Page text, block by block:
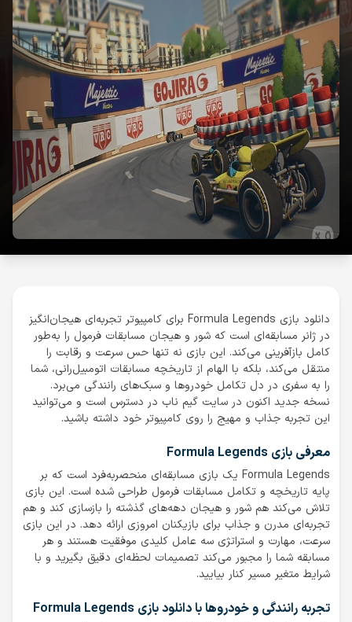
دانلود بازی Formula Legends برای کامپیوتر تجربه‌ای هیجان‌انگیز
در ژانر مسابقه‌ای است که شور و هیجان مسابقات فرمول را به‌طور
کامل بازآفرینی می‌کند. این بازی نه تنها حس سرعت و رقابت را
منتقل می‌کند، بلکه با الهام از تاریخچه مسابقات اتومبیل‌رانی، شما
را به سفری در دل تکامل خودروها و سبک‌های رانندگی می‌برد.
نسخه جدید اکنون در سایت گیم ناب در دسترس است و می‌توانید
این تجربه جذاب و مهیج را روی کامپیوتر خود داشته باشید.
معرفی بازی Formula Legends
Formula Legends یک بازی مسابقه‌ای منحصربه‌فرد است که بر
پایه تاریخچه و تکامل مسابقات فرمول طراحی شده است. این بازی
تلاش می‌کند هم شور و هیجان دهه‌های گذشته را بازسازی کند و هم
تجربه‌ای مدرن و جذاب برای بازیکنان امروزی ارائه دهد. در این بازی
سرعت، مهارت و استراتژی سه عامل کلیدی موفقیت هستند و هر
مسابقه شما را مجبور می‌کند تصمیمات لحظه‌ای دقیق بگیرید و با
شرایط متغیر مسیر کنار بیایید.
تجربه رانندگی و خودروها با دانلود بازی Formula Legends